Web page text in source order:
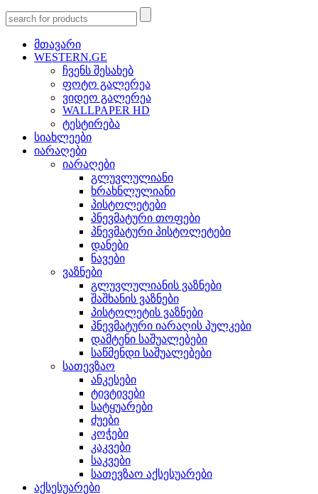
მთავარი
WESTERN.GE
ჩვენს შესახებ
ფოტო გალერეა
ვიდეო გალერეა
WALLPAPER HD
ტესტირება
სიახლეები
იარაღები
იარაღები
გლუვლულიანი
ხრახნლულიანი
პისტოლეტები
პნევმატური თოფები
პნევმატური პისტოლეტები
დანები
ნავები
ვაზნები
გლუვლულიანის ვაზნები
შაშხანის ვაზნები
პისტოლეტის ვაზნები
პნევმატური იარაღის პულკები
დამტენი საშუალებები
საწმენდი საშუალებები
სათევზაო
ანკესები
ტივტივები
სატყუარები
ძუები
კოჭები
კაკვები
საკვები
სათევზაო აქსესუარები
აქსესუარები